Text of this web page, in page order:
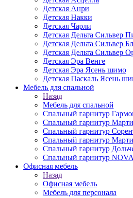
Детская Анри
Детская Накки
Детская Чарли
Детская Дельта Сильвер
Детская Дельта Сильвер
Детская Дельта Сильвер
Детская Эра Венге
Детская Эра Ясень шимо
Детская Паскаль Ясень
Мебель для спальной
Назад
Мебель для спальной
Спальный гарнитур
Спальный гарнитур
Спальный гарнитур
Спальный гарнитур
Спальный гарнитур
Спальный гарнитур NOVA
Офисная мебель
Назад
Офисная мебель
Мебель для персонала